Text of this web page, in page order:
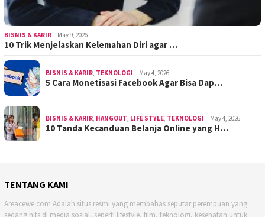
BISNIS & KARIR May 9, 2026
10 Trik Menjelaskan Kelemahan Diri agar …
BISNIS & KARIR, TEKNOLOGI May 4, 2026
5 Cara Monetisasi Facebook Agar Bisa Dap…
BISNIS & KARIR, HANGOUT, LIFE STYLE, TEKNOLOGI May 4, 2026
10 Tanda Kecanduan Belanja Online yang H…
TENTANG KAMI
Areacewe.com Adalah situs resmi yang membahas seputar perempuan yang
sedang hits di media sosial, seperti lifestyle, film, teknologi, kesehatan untuk